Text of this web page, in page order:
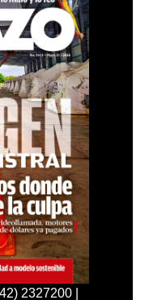
2327200 |